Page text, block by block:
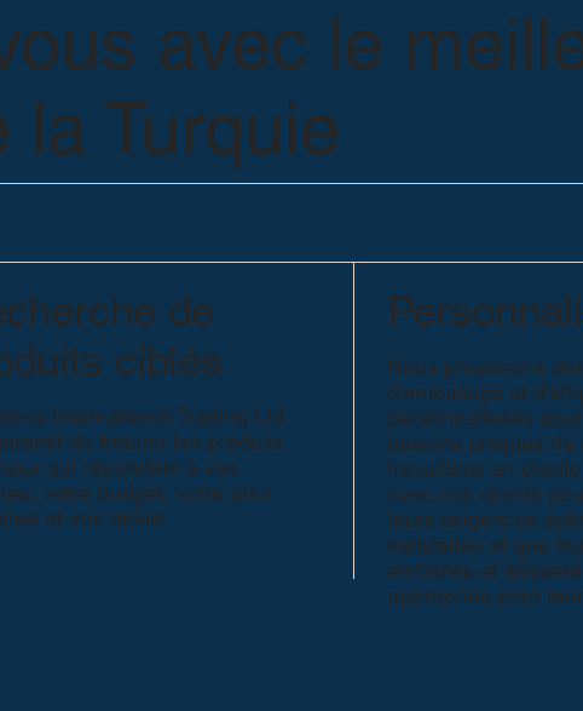
avec le
la Turquie
de
ciblés
International Trading Ltd.
de trouver les produits
qui répondent à vos
votre budget, votre plan
et vos délais.
Nous proposons
d'emballage et
personnalisées
besoins uniques de
travaillons en
avec nos clients
leurs exigences
satisfaites et que
emballés et
appropriée pour